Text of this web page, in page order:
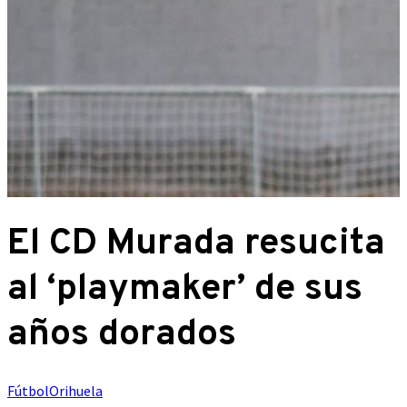
El CD Murada resucita
al ‘playmaker’ de sus
años dorados
FútbolOrihuela